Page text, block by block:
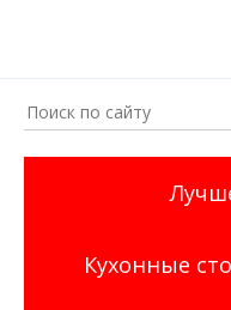
Кухонные